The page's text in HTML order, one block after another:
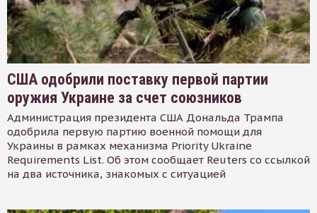
США одобрили поставку первой партии
оружия Украине за счет союзников
Администрация президента США Дональда Трампа
одобрила первую партию военной помощи для
Украины в рамках механизма Priority Ukraine
Requirements List. Об этом сообщает Reuters со ссылкой
на два источника, знакомых с ситуацией